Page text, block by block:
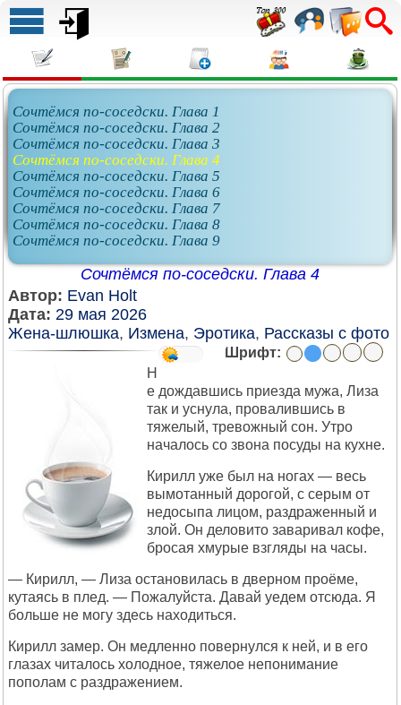
Сочтёмся по-соседски. Глава 1
Сочтёмся по-соседски. Глава 2
Сочтёмся по-соседски. Глава 3
Сочтёмся по-соседски. Глава 4
Сочтёмся по-соседски. Глава 5
Сочтёмся по-соседски. Глава 6
Сочтёмся по-соседски. Глава 7
Сочтёмся по-соседски. Глава 8
Сочтёмся по-соседски. Глава 9
Сочтёмся по-соседски. Глава 4
Автор: Evan Holt
Дата: 29 мая 2026
Жена-шлюшка, Измена, Эротика, Рассказы с фото
Шрифт:
Н
е дождавшись приезда мужа, Лиза
так и уснула, провалившись в
тяжелый, тревожный сон. Утро
началось со звона посуды на кухне.
Кирилл уже был на ногах — весь
вымотанный дорогой, с серым от
недосыпа лицом, раздраженный и
злой. Он деловито заваривал кофе,
бросая хмурые взгляды на часы.
— Кирилл, — Лиза остановилась в дверном проёме,
кутаясь в плед. — Пожалуйста. Давай уедем отсюда. Я
больше не могу здесь находиться.
Кирилл замер. Он медленно повернулся к ней, и в его
глазах читалось холодное, тяжелое непонимание
пополам с раздражением.